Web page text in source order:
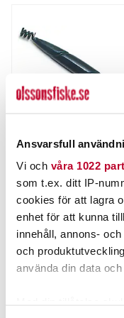
Ansvarsfull
Vi och våra 1022
som t.ex. ditt IP-
cookies för att lagra
enhet för att kunna
innehåll, annons-
och
använda din data
SPIRALSÄNKE 5st/
Nuvarande pris:
45,00 krTidigare
45,00 kr
59,00 kr
LÄS MER